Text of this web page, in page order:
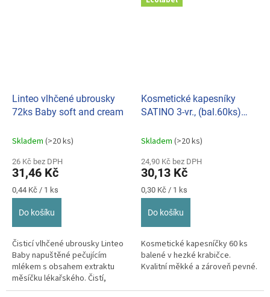
Linteo vlhčené ubrousky
72ks Baby soft and cream
Skladem (>20 ks)
26 Kč bez DPH
31,46 Kč
Měrná
cena:
0,44 Kč / 1 ks
Do košíku
Čisticí vlhčené ubrousky Linteo
Baby napuštěné pečujícím
mlékem s obsahem extraktu
měsíčku lékařského. Čistí,
zjemňují a chrání pokožku
Kosmetické kapesníky
SATINO 3-vr., (bal.60ks)
Skladem (>20 ks)
24,90 Kč bez DPH
30,13 Kč
Měrná
cena:
0,30 Kč / 1 ks
Do košíku
Kosmetické kapesníčky 60 ks
balené v hezké krabičce.
Kvalitní měkké a zároveň pevné.